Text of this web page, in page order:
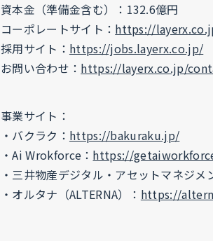
資本金（準備金含む）：132.6億円
コーポレートサイト： https://
採用サイト： https://jobs.layerx.co.jp/
お問い合わせ： https://layerx.co.jp/
事業サイト：
・バクラク： https://bakuraku.jp/
・Ai Wrokforce： https://
・三井物産デジタル・アセットマネジメ
・オルタナ（ALTERNA）： https://